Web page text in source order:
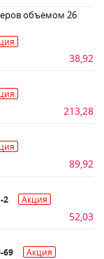
объёмом 26
38,92
213,28
89,92
2 Акция
52,03
69 Акция